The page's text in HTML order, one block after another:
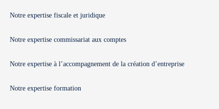
Notre expertise fiscale et juridique
Notre expertise commissariat aux comptes
Notre expertise à l’accompagnement de la création d’entreprise
Notre expertise formation